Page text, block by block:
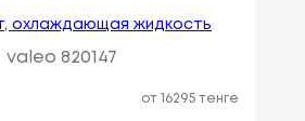
охлаждающая жидкость
valeo 820147
от 16295 тенге